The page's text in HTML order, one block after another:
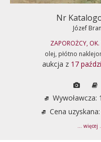
Nr
Józef
ZAPOROŻCY,
olej, płótno
aukcja z 17
Wywoławcza:
Cena
... więcej